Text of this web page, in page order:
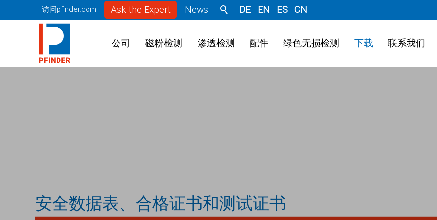
访问pfinder.com Ask the Expert News DE EN ES CN
公司 磁粉检测 渗透检测 配件 绿色无损检测 下载 联系我们
安全数据表、合格证书和测试证书